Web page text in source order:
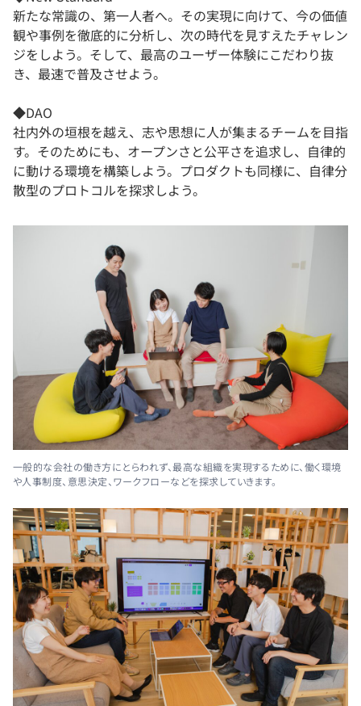
新たな常識の、第一人者へ。その実現に向けて、今の価値
観や事例を徹底的に分析し、次の時代を見すえたチャレン
ジをしよう。そして、最高のユーザー体験にこだわり抜
き、最速で普及させよう。
◆DAO
社内外の垣根を越え、志や思想に人が集まるチームを目指
す。そのためにも、オープンさと公平さを追求し、自律的
に動ける環境を構築しよう。プロダクトも同様に、自律分
散型のプロトコルを探求しよう。
一般的な会社の働き方にとらわれず、最高な組織を実現するために、働く環境
や人事制度、意思決定、ワークフローなどを探求していきます。